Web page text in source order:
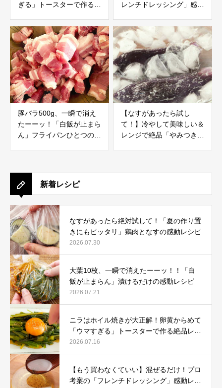
ぎる」トースターで作る絶
レンチドレッシング」感動
豚バラ500g、一瞬で消え
たーーッ！「白飯が止まら
ん」フライパンひとつの感
【なすがあったら試し
て！】冷やして美味しい＆
レンジで絶品「やみつきよ
新着レシピ
なすがあったら絶対試して！「夏の作り置
きにもピッタリ」鶏肉となすの感動レシピ
2026.07.30
大葉10枚、一瞬で消えたーーッ！！「白
飯が止まらん」漬けるだけの感動レシピ
2026.07.21
ニラはホイル焼きが大正解！卵黄からめて
「ウマすぎる」トースターで作る絶品レシ
ピ
2026.07.16
【もう買わなくていい】混ぜるだけ！プロ
考案の「フレンチドレッシング」感動レシ